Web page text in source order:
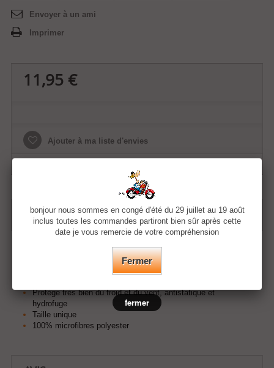
Envoyer à un ami
Imprimer
11,95 €
Ajouter à ma liste d'envies
EN SAVOIR PLUS
Foulard multifonction en forme de tube
Se porte autour du cou, de la tête, en pirate, bandana,
bonnet, au bras, dans les cheveux
Protège très bien du froid et du vent, antistatique et
hydrofuge
Taille unique
100% microfibres polyester
bonjour nous sommes en congé d'été du 29 juillet au 19 août
inclus toutes les commandes partiront bien sûr après cette
date je vous remercie de votre compréhension
Fermer
fermer